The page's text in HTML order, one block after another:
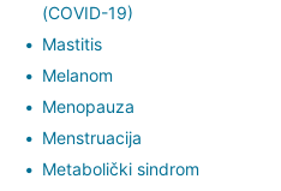
(COVID-19)
Mastitis
Melanom
Menopauza
Menstruacija
Metabolički sindrom